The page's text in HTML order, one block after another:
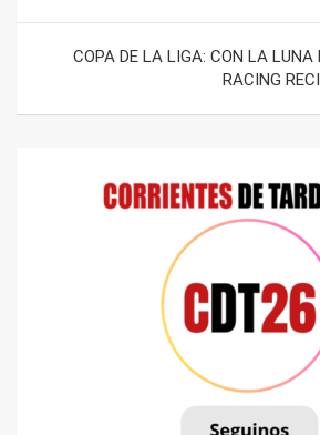
entradas
COPA DE LA LIGA: CON LA LUNA
RACING